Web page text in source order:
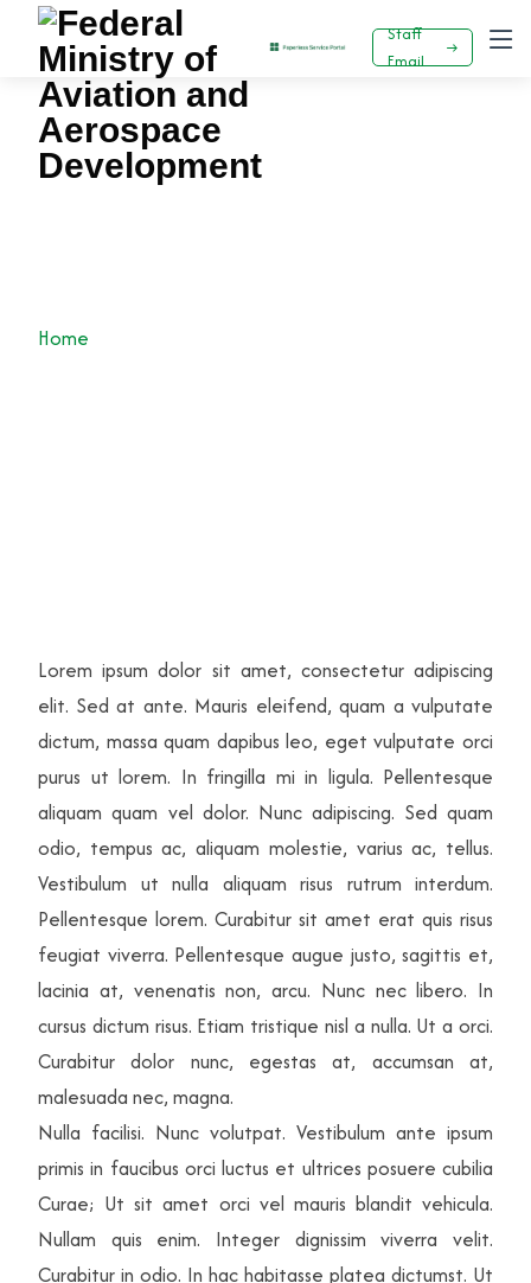
Staff
Email
Home
Lorem ipsum dolor sit amet, consectetur adipiscing
elit. Sed at ante. Mauris eleifend, quam a vulputate
dictum, massa quam dapibus leo, eget vulputate orci
purus ut lorem. In fringilla mi in ligula. Pellentesque
aliquam quam vel dolor. Nunc adipiscing. Sed quam
odio, tempus ac, aliquam molestie, varius ac, tellus.
Vestibulum ut nulla aliquam risus rutrum interdum.
Pellentesque lorem. Curabitur sit amet erat quis risus
feugiat viverra. Pellentesque augue justo, sagittis et,
lacinia at, venenatis non, arcu. Nunc nec libero. In
cursus dictum risus. Etiam tristique nisl a nulla. Ut a orci.
Curabitur dolor nunc, egestas at, accumsan at,
malesuada nec, magna.
Nulla facilisi. Nunc volutpat. Vestibulum ante ipsum
primis in faucibus orci luctus et ultrices posuere cubilia
Curae; Ut sit amet orci vel mauris blandit vehicula.
Nullam quis enim. Integer dignissim viverra velit.
Curabitur in odio. In hac habitasse platea dictumst. Ut